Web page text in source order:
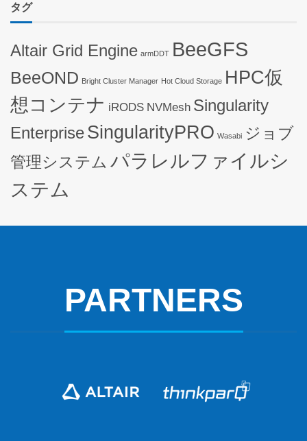
タグ
Altair Grid Engine armDDT BeeGFS
BeeOND Bright Cluster Manager Hot Cloud Storage HPC仮
想コンテナ iRODS NVMesh Singularity
EnterpriseSingularityPRO Wasabi ジョブ
管理システム パラレルファイルシ
ステム
PARTNERS